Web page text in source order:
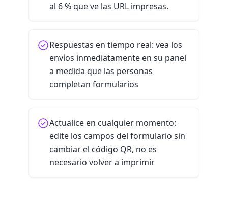
al 6 % que ve las URL impresas.
Respuestas en tiempo real: vea los
envíos inmediatamente en su panel
a medida que las personas
completan formularios
Actualice en cualquier momento:
edite los campos del formulario sin
cambiar el código QR, no es
necesario volver a imprimir